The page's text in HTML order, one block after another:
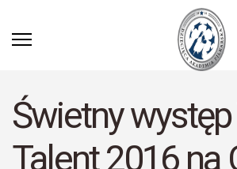
Świetny
Talent 2016 na